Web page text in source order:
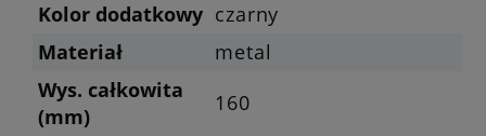
Kolor dodatkowy czarny
Materiał
metal
Wys. całkowita
(mm)
160